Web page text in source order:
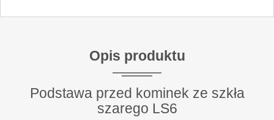
Opis produktu
Podstawa przed kominek ze szkła
szarego LS6